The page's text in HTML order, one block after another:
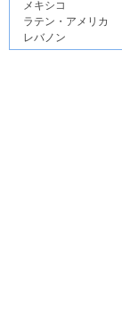
メキシコ
ラテン・アメリカ
レバノン